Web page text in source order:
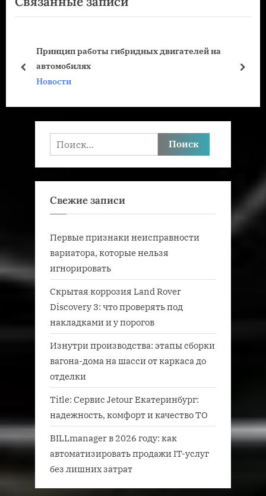
д
а
д
ю
щ
а
и
с
Принцип работы гибридных двигателей на
автомобилях
Новости
пред
Найти:
Свежие записи
Первые признаки неисправности
вариатора, которые нельзя
игнорировать
Скрытая коррозия Land Rover
Discovery 3: что проверять под
накладками и у порогов
Изнутри производства: этапы сборки
вагона-дома на шасси от каркаса до
отделки
Title: Сервис Jetour Екатеринбург:
надежность, комфорт и качество ТО
BILLmanager в 2026 году: как
автоматизировать продажи IT-услуг
без лишних затрат